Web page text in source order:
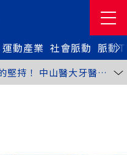
運動產業 社會脈動 脈動
臣偕運彩公會挺萬和國
4 月全中運奪金
親兼經紀人豪爾赫去世 享
堅持！ 中山醫大牙醫系
1日登場 七大主題展區
議員張芬郁質詢轟食安稽